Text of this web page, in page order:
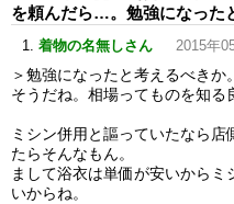
を頼んだら…。勉強になった
着物の名無しさん 2015年05
＞勉強になったと考えるべきか。
そうだね。相場ってものを知る
ミシン併用と謳っていたなら
たらそんなもん。
まして浴衣は単価が安いから
いからね。